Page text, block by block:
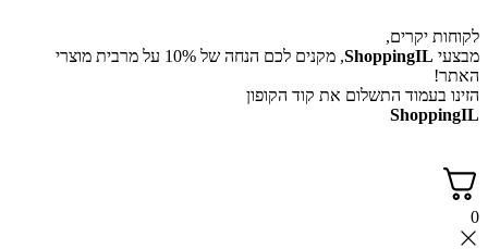
לקוחות יקרים,
מבצעי ShoppingIL
, מקנים לכם הנחה של 10% על מרבית מוצרי
האתר!
הזינו בעמוד התשלום את קוד הקופון
ShoppingIL
0